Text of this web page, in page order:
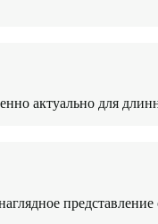
актуально для